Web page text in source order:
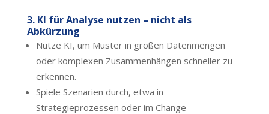
3. KI für Analyse nutzen – nicht als
Abkürzung
Nutze KI, um Muster in großen Datenmengen
oder komplexen Zusammenhängen schneller zu
erkennen.
Spiele Szenarien durch, etwa in
Strategieprozessen oder im Change